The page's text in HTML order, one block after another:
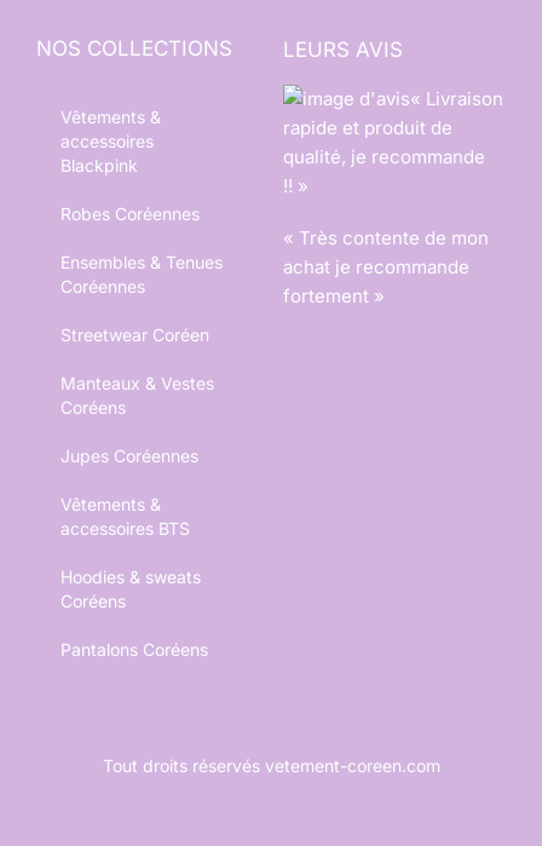
NOS COLLECTIONS
Vêtements &
accessoires
Blackpink
Robes Coréennes
Ensembles & Tenues
Coréennes
Streetwear Coréen
Manteaux & Vestes
Coréens
Jupes Coréennes
Vêtements &
accessoires BTS
Hoodies & sweats
Coréens
Pantalons Coréens
LEURS AVIS
« Livraison
rapide et produit de
qualité, je recommande
!! »
« Très contente de mon
achat je recommande
fortement »
Tout droits réservés vetement-coreen.com